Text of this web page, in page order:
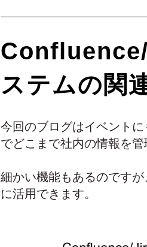
ステムの関
今回のブログはイベント
でどこまで社内の情報を
細かい機能もあるのです
に活用できます。